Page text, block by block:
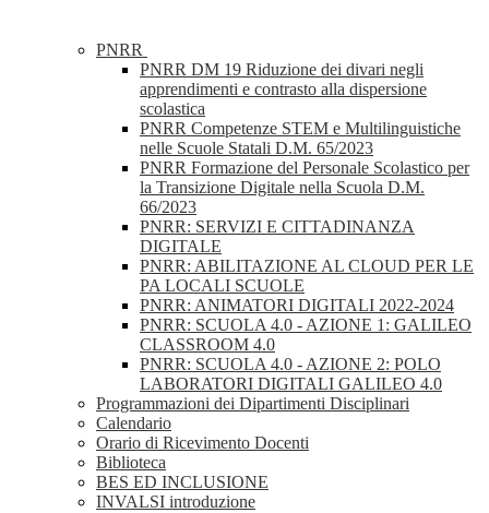
PNRR
PNRR DM 19 Riduzione dei divari negli
apprendimenti e contrasto alla dispersione
scolastica
PNRR Competenze STEM e Multilinguistiche
nelle Scuole Statali D.M. 65/2023
PNRR Formazione del Personale Scolastico per
la Transizione Digitale nella Scuola D.M.
66/2023
PNRR: SERVIZI E CITTADINANZA
DIGITALE
PNRR: ABILITAZIONE AL CLOUD PER LE
PA LOCALI SCUOLE
PNRR: ANIMATORI DIGITALI 2022-2024
PNRR: SCUOLA 4.0 - AZIONE 1: GALILEO
CLASSROOM 4.0
PNRR: SCUOLA 4.0 - AZIONE 2: POLO
LABORATORI DIGITALI GALILEO 4.0
Programmazioni dei Dipartimenti Disciplinari
Calendario
Orario di Ricevimento Docenti
Biblioteca
BES ED INCLUSIONE
INVALSI introduzione